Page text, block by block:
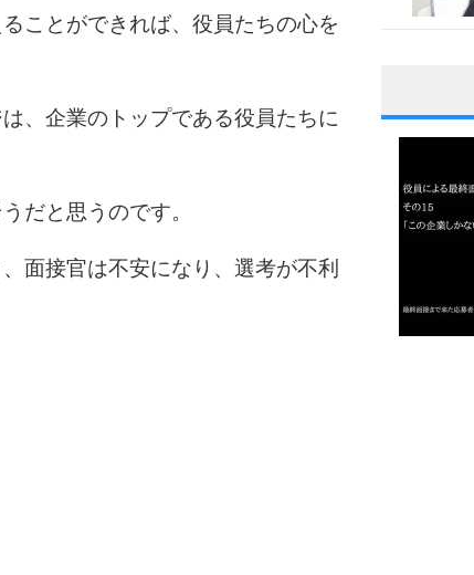
ことができれば、役員たちの心を
、企業のトップである役員たちに
だと思うのです。
面接官は不安になり、選考が不利
1
3